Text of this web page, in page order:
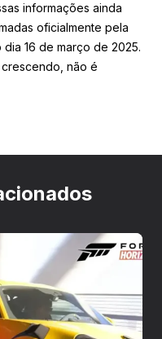
informações ainda
oficialmente pela
16 de março de 2025.
não é